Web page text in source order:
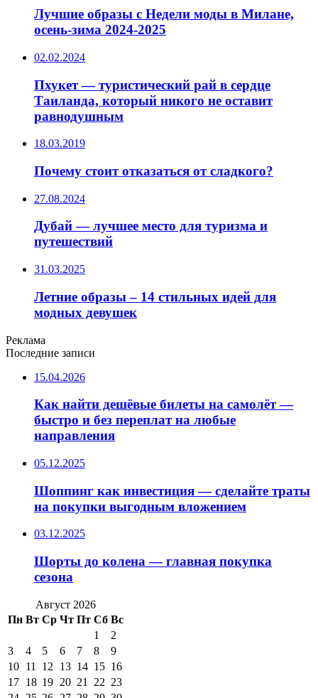
Лучшие образы с Недели моды в Милане,
осень-зима 2024-2025
02.02.2024
Пхукет — туристический рай в сердце
Таиланда, который никого не оставит
равнодушным
18.03.2019
Почему стоит отказаться от сладкого?
27.08.2024
Дубай — лучшее место для туризма и
путешествий
31.03.2025
Летние образы – 14 стильных идей для
модных девушек
Реклама
Последние записи
15.04.2026
Как найти дешёвые билеты на самолёт —
быстро и без переплат на любые
направления
05.12.2025
Шоппинг как инвестиция — сделайте траты
на покупки выгодным вложением
03.12.2025
Шорты до колена — главная покупка
сезона
Август 2026
Пн Вт Ср Чт Пт Сб Вс
1
2
3
4 5 6 7 8
9
10 11 12 13 14 15 16
17 18 19 20 21 22 23